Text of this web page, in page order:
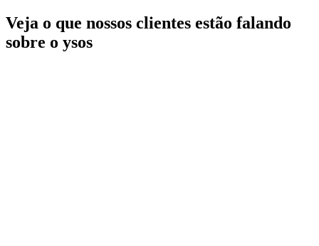
Veja o que nossos clientes estão falando
sobre o ysos